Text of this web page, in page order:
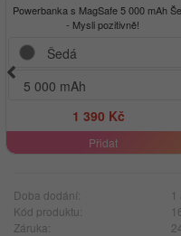
Powerbanka s MagSafe 5 000 mAh
- Mysli pozitivně!
1 390 Kč
Přidat
Doba dodání:
Kód produktu:
Záruka: